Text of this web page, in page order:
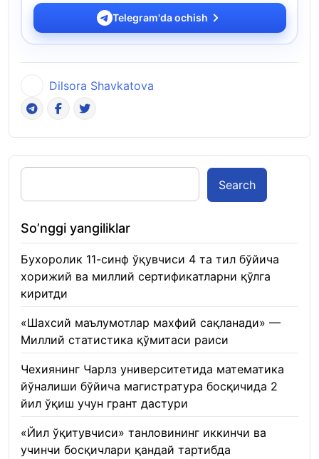
Telegram'da ochish
Dilsora Shavkatova
Search
So’nggi yangiliklar
Бухоролик 11-синф ўқувчиси 4 та тил бўйича
хорижий ва миллий сертификатларни қўлга
киритди
«Шахсий маълумотлар махфий сақланади» —
Миллий статистика қўмитаси раиси
Чехиянинг Чарлз университетида математика
йўналиши бўйича магистратура босқичида 2
йил ўқиш учун грант дастури
«Йил ўқитувчиси» танловининг иккинчи ва
учинчи босқичлари қандай тартибда